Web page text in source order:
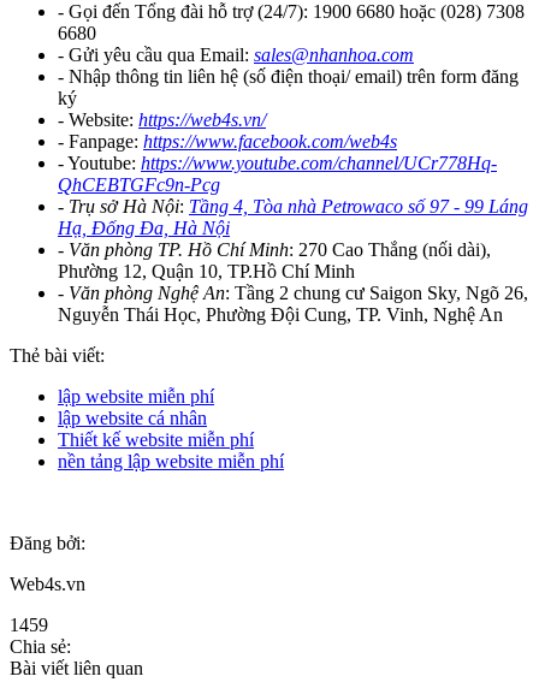
- Gọi đến Tổng đài hỗ trợ (24/7): 1900 6680 hoặc (028) 7308
6680
- Gửi yêu cầu qua Email: sales@nhanhoa.com
- Nhập thông tin liên hệ (số điện thoại/ email) trên form đăng
ký
- Website: https://web4s.vn/
- Fanpage: https://www.facebook.com/web4s
- Youtube: https://www.youtube.com/channel/UCr778Hq-
QhCEBTGFc9n-Pcg
- Trụ sở Hà Nội: Tầng 4, Tòa nhà Petrowaco số 97 - 99 Láng
Hạ, Đống Đa, Hà Nội
- Văn phòng TP. Hồ Chí Minh: 270 Cao Thắng (nối dài),
Phường 12, Quận 10, TP.Hồ Chí Minh
- Văn phòng Nghệ An: Tầng 2 chung cư Saigon Sky, Ngõ 26,
Nguyễn Thái Học, Phường Đội Cung, TP. Vinh, Nghệ An
Thẻ bài viết:
lập website miễn phí
lập website cá nhân
Thiết kế website miễn phí
nền tảng lập website miễn phí
Đăng bởi:
Web4s.vn
1459
Chia sẻ:
Bài viết liên quan